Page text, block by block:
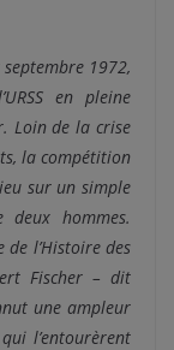
1972,
en pleine
Loin de la crise
la compétition
sur un simple
hommes.
de l’Histoire des
Fischer – dit
une ampleur
l’entourèrent